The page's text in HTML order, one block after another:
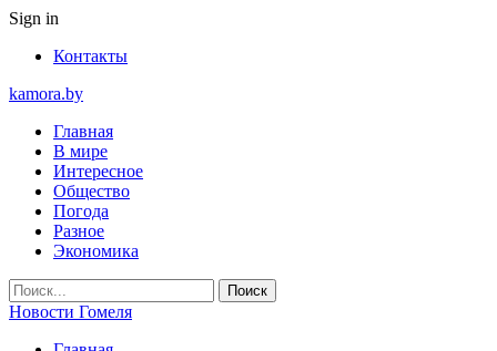
Sign in
Контакты
kamora.by
Главная
В мире
Интересное
Общество
Погода
Разное
Экономика
Новости Гомеля